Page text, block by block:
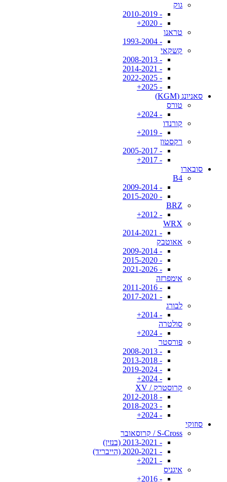
גוק
- 2010-2019
- 2020+
טראנו
- 1993-2004
קשקאי
- 2008-2013
- 2014-2021
- 2022-2025
- 2025+
סאניונג (KGM)
טורס
- 2024+
קורנדו
- 2019+
רקסטון
- 2005-2017
- 2017+
סובארו
B4
- 2009-2014
- 2015-2020
BRZ
- 2012+
WRX
- 2014-2021
אאוטבק
- 2009-2014
- 2015-2020
- 2021-2026
אימפרזה
- 2011-2016
- 2017-2021
לבורג
- 2014+
סולטרה
- 2024+
פורסטר
- 2008-2013
- 2013-2018
- 2019-2024
- 2024+
קרוסטרק / XV
- 2012-2018
- 2018-2023
- 2024+
סוזוקי
S-Cross / קרוסאובר
- 2013-2021 (בנזין)
- 2020-2021 (הייבריד)
- 2021+
איגניס
- 2016+